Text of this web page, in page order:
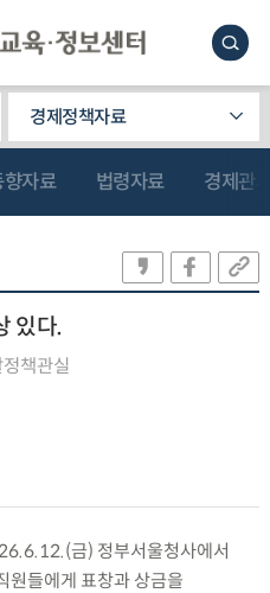
경제정책자료
향자료 법령자료 경제관
있다.
책관실
금) 정부서울청사에서
원들에게 표창과 상금을